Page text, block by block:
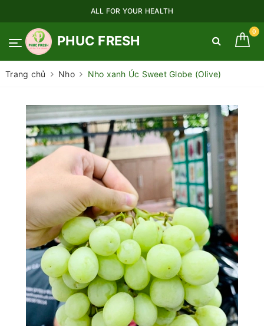
ALL FOR YOUR HEALTH
PHUC FRESH
0
Trang chủ Nho Nho xanh Úc Sweet Globe (Olive)